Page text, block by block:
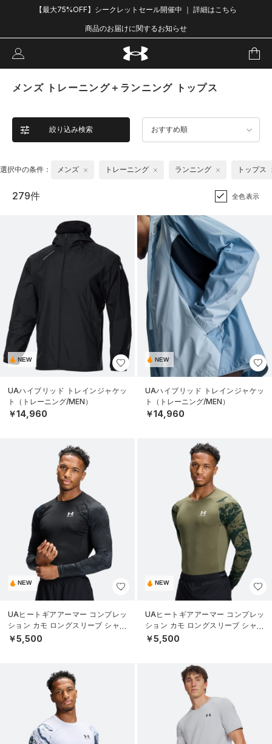
【最大75%OFF】シークレットセール開催中 ｜ 詳細はこちら
商品のお届けに関するお知らせ
メンズ トレーニング＋ランニング トップス
絞り込み検索 おすすめ順
選択中の条件： メンズ トレーニング ランニング トップス
279件 全色表示
NEW
UAハイブリッド トレインジャケッ
ト（トレーニング/MEN）
￥14,960
NEW
UAハイブリッド トレインジャケッ
ト（トレーニング/MEN）
￥14,960
NEW
UAヒートギアアーマー コンプレッ
ション カモ ロングスリーブ シャツ
（トレーニング/MEN）
￥5,500
NEW
UAヒートギアアーマー コンプレッ
ション カモ ロングスリーブ シャツ
（トレーニング/MEN）
￥5,500